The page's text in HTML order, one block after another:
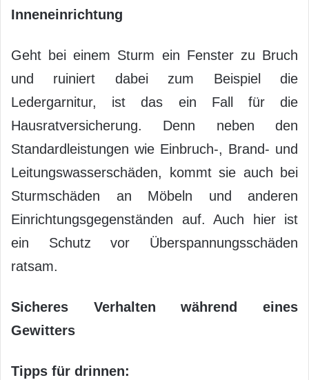
Inneneinrichtung
Geht bei einem Sturm ein Fenster zu Bruch
und ruiniert dabei zum Beispiel die
Ledergarnitur, ist das ein Fall für die
Hausratversicherung. Denn neben den
Standardleistungen wie Einbruch-, Brand- und
Leitungswasserschäden, kommt sie auch bei
Sturmschäden an Möbeln und anderen
Einrichtungsgegenständen auf. Auch hier ist
ein Schutz vor Überspannungsschäden
ratsam.
Sicheres Verhalten während eines
Gewitters
Tipps für drinnen: